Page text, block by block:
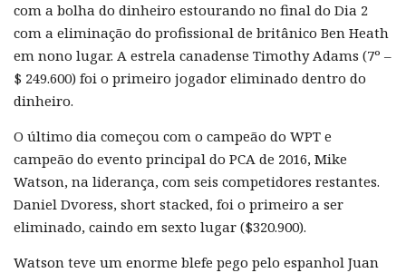
com a bolha do dinheiro estourando no final do Dia 2
com a eliminação do profissional de britânico Ben Heath
em nono lugar. A estrela canadense Timothy Adams (7º –
$ 249.600) foi o primeiro jogador eliminado dentro do
dinheiro.
O último dia começou com o campeão do WPT e
campeão do evento principal do PCA de 2016, Mike
Watson, na liderança, com seis competidores restantes.
Daniel Dvoress, short stacked, foi o primeiro a ser
eliminado, caindo em sexto lugar ($320.900).
Watson teve um enorme blefe pego pelo espanhol Juan